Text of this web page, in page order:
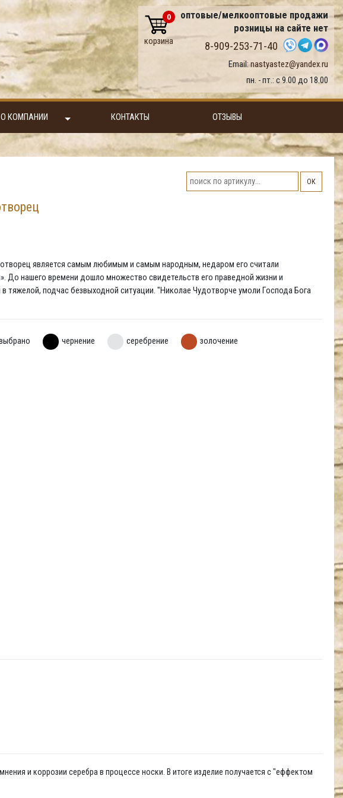
оптовые/мелкооптовые продажи
розницы на сайте нет
8-909-253-71-40
Email:nastyastez@yandex.ru
пн. - пт.: с 9.00 до 18.00
0
корзина
О КОМПАНИИ КОНТАКТЫ ОТЗЫВЫ
ОК
является самым любимым и самым народным, недаром его считали
До нашего времени дошло множество свидетельств его праведной жизни и
подчас безвыходной ситуации. "Николае Чудотворче умоли Господа Бога
чернение серебрение
золочение
и коррозии серебра в процессе носки. В итоге изделие получается с "еффектом